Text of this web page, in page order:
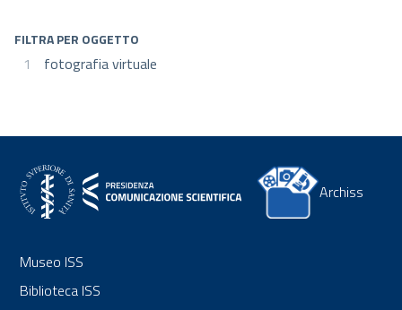
FILTRA PER OGGETTO
1 fotografia virtuale
Archiss
Museo ISS
Biblioteca ISS